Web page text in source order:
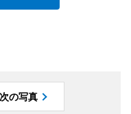
次の写真